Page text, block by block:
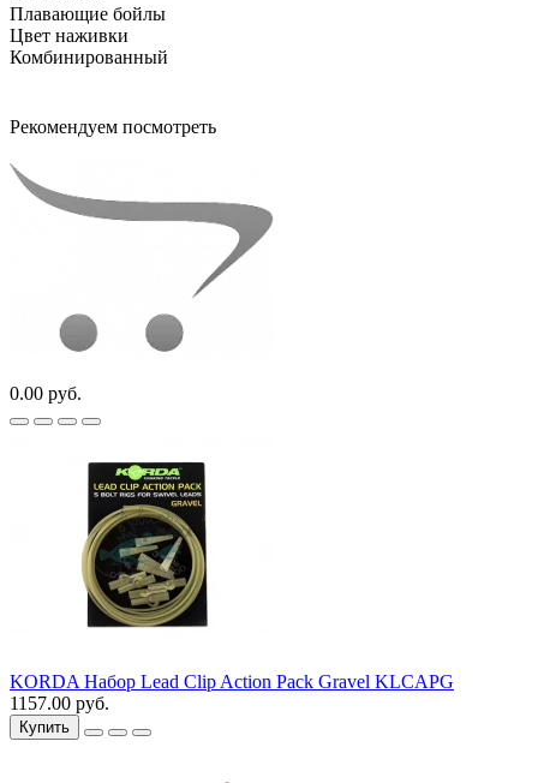
Плавающие бойлы
Цвет наживки
Комбинированный
Рекомендуем посмотреть
0.00 руб.
KORDA Набор Lead Clip Action Pack Gravel KLCAPG
1157.00 руб.
Купить